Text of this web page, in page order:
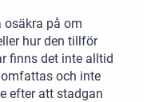
på om
hur den tillför
finns det inte alltid
och inte
efter att stadgan